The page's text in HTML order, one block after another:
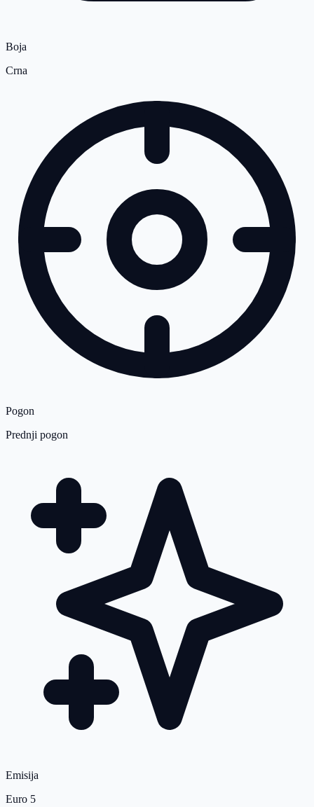
Boja
Crna
Pogon
Prednji pogon
Emisija
Euro 5